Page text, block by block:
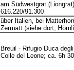
am Südwestgrat
616.220/91.300
über Italien, bei
Zermatt (siehe dort,
Breuil - Rifugio Duca
Colle del Leone; ca. 6h